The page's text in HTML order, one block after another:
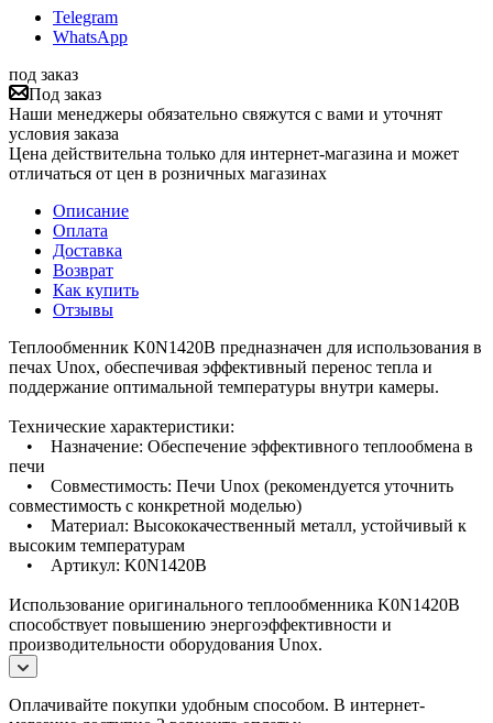
Telegram
WhatsApp
под заказ
Под заказ
Наши менеджеры обязательно свяжутся с вами и уточнят
условия заказа
Цена действительна только для интернет-магазина и может
отличаться от цен в розничных магазинах
Описание
Оплата
Доставка
Возврат
Как купить
Отзывы
Теплообменник K0N1420B предназначен для использования в
печах Unox, обеспечивая эффективный перенос тепла и
поддержание оптимальной температуры внутри камеры.
Технические характеристики:
• Назначение: Обеспечение эффективного теплообмена в
печи
• Совместимость: Печи Unox (рекомендуется уточнить
совместимость с конкретной моделью)
• Материал: Высококачественный металл, устойчивый к
высоким температурам
• Артикул: K0N1420B
Использование оригинального теплообменника K0N1420B
способствует повышению энергоэффективности и
производительности оборудования Unox.
Оплачивайте покупки удобным способом. В интернет-